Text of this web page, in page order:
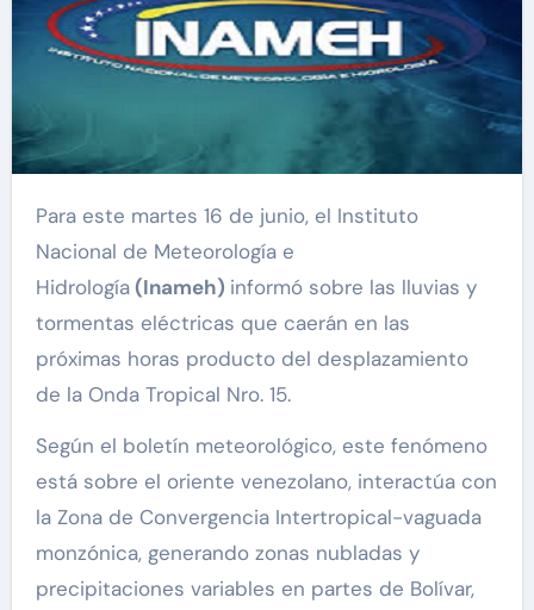
Para este martes 16 de junio, el Instituto
Nacional de Meteorología e
Hidrología(Inameh) informó sobre las lluvias y
tormentas eléctricas que caerán en las
próximas horas producto del desplazamiento
de la Onda Tropical Nro. 15.
Según el boletín meteorológico, este fenómeno
está sobre el oriente venezolano, interactúa con
la Zona de Convergencia Intertropical-vaguada
monzónica, generando zonas nubladas y
precipitaciones variables en partes de Bolívar,